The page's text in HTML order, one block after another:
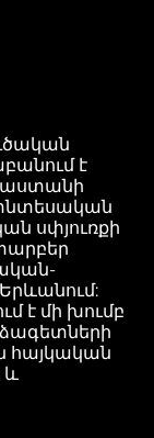
է
սփյուռքի
է մի խումբ
հայկական
և